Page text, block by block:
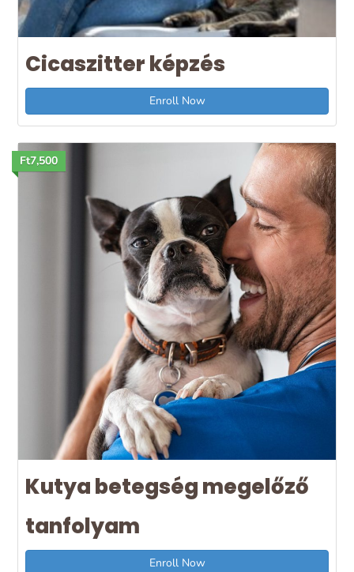
Cicaszitter képzés
Enroll Now
Ft7,500
Kutya betegség megelőző
tanfolyam
Enroll Now